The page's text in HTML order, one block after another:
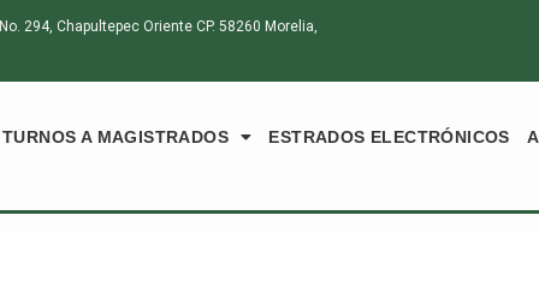
294, Chapultepec Oriente CP. 58260 Morelia,
TURNOS A MAGISTRADOS ESTRADOS ELECTRÓNICOS